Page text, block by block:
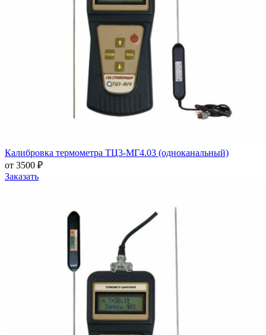
Калибровка термометра ТЦ3-МГ4.03 (одноканальный)
от 3500 ₽
Заказать